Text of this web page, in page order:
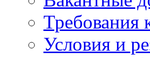
Требования
Условия и